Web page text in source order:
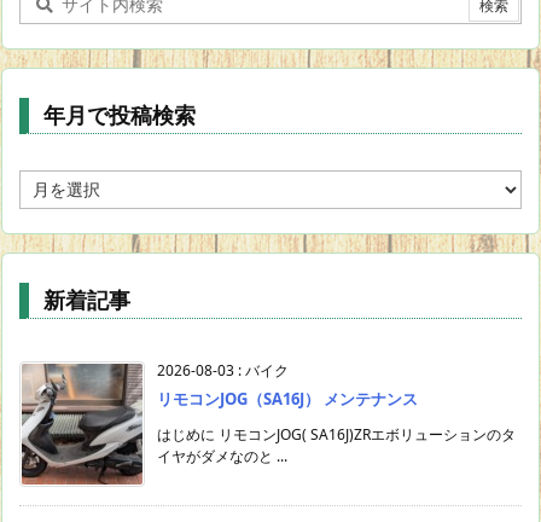
年月で投稿検索
月
で
投
稿
索
新着記事
2026-08-03 :バイク
リモコンJOG（SA16J） メンテナンス
はじめに リモコンJOG( SA16J)ZRエボリューションのタ
イヤがダメなのと ...